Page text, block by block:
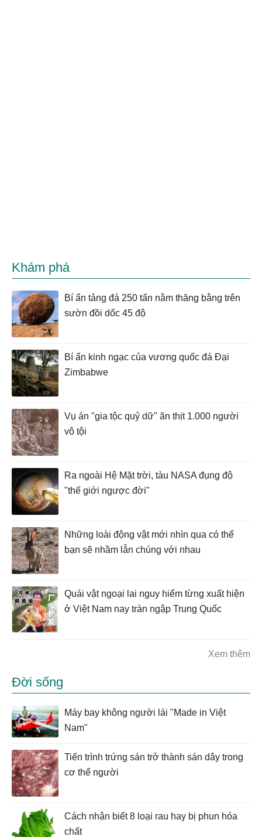
Khám phá
Bí ẩn tảng đá 250 tấn nằm thăng bằng trên
sườn đồi dốc 45 độ
Bí ẩn kinh ngạc của vương quốc đá Đại
Zimbabwe
Vụ án "gia tộc quỷ dữ" ăn thịt 1.000 người
vô tội
Ra ngoài Hệ Mặt trời, tàu NASA đụng độ
"thế giới ngược đời"
Những loài động vật mới nhìn qua có thể
bạn sẽ nhầm lẫn chúng với nhau
Quái vật ngoại lai nguy hiểm từng xuất hiện
ở Việt Nam nay tràn ngập Trung Quốc
Xem thêm
Đời sống
Máy bay không người lái "Made in Việt
Nam"
Tiến trình trứng sán trở thành sán dây trong
cơ thể người
Cách nhận biết 8 loại rau hay bị phun hóa
chất